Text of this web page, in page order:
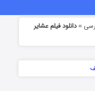
»دانلود فیلم عشایر